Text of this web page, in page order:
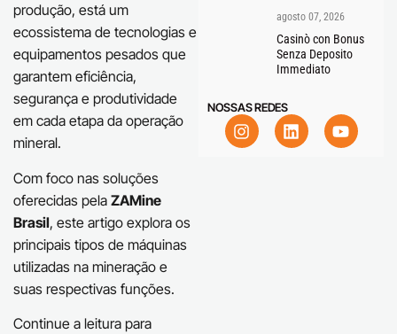
produção, está um
ecossistema de tecnologias e
equipamentos pesados que
garantem eficiência,
segurança e produtividade
em cada etapa da operação
mineral.
Com foco nas soluções
oferecidas pela ZAMine
Brasil, este artigo explora os
principais tipos de máquinas
utilizadas na mineração e
suas respectivas funções.
Continue a leitura para
agosto 07, 2026
Casinò con Bonus
Senza Deposito
Immediato
NOSSAS REDES